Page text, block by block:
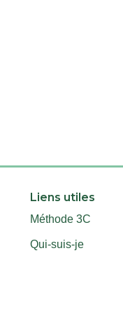
Liens utiles
Méthode 3C
Qui-suis-je